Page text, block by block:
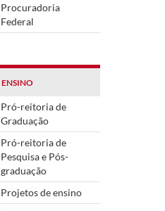
Procuradoria
Federal
ENSINO
Pró-reitoria de
Graduação
Pró-reitoria de
Pesquisa e Pós-
graduação
Projetos de ensino